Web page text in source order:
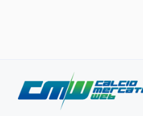
contenuto